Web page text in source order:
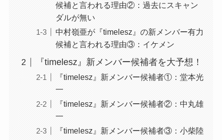
候補と言われる理由②：過去にスキャン
ダルが無い
中村嶺亜が『timelesz』の新メンバー有力
候補と言われる理由③：イケメン
『timelesz』新メンバー候補者を大予想！
『timelesz』新メンバー候補者①：堂本光
一
『timelesz』新メンバー候補者②：中丸雄
一
『timelesz』新メンバー候補者③：小柴陸